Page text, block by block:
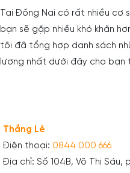
Tại Đồng Nai có rất nhiều cơ
bạn sẽ gặp nhiều khó khăn
tôi đã tổng hợp danh sách
lượng nhất dưới đây cho bạn
Thắng Lê
Điện thoại: 0844 000 666
Địa chỉ: Số 104B, Võ Thị